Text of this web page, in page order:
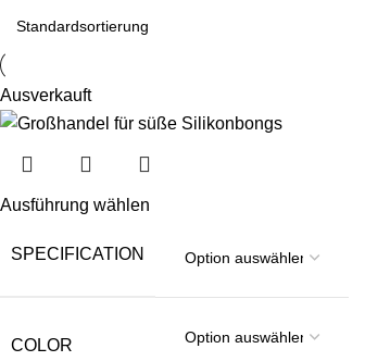
Ausverkauft
Ausführung wählen
SPECIFICATION
COLOR